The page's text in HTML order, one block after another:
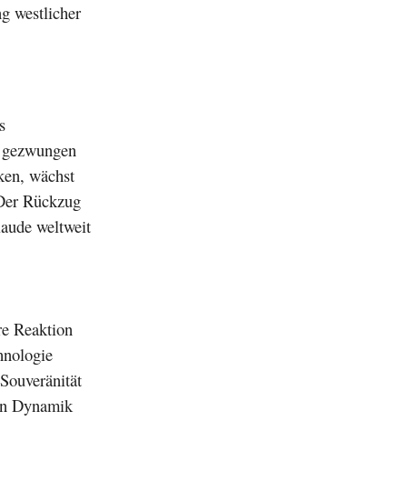
westlicher
gezwungen
wächst
Rückzug
weltweit
Reaktion
Dynamik